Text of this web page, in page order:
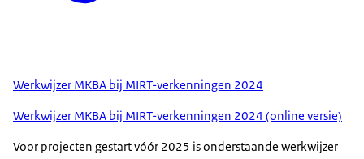
Werkwijzer MKBA bij MIRT-verkenningen 2024
Werkwijzer MKBA bij MIRT-verkenningen 2024 (online versie)
Voor projecten gestart vóór 2025 is onderstaande werkwijzer